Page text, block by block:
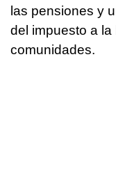
las pensiones y
del impuesto a
comunidades.